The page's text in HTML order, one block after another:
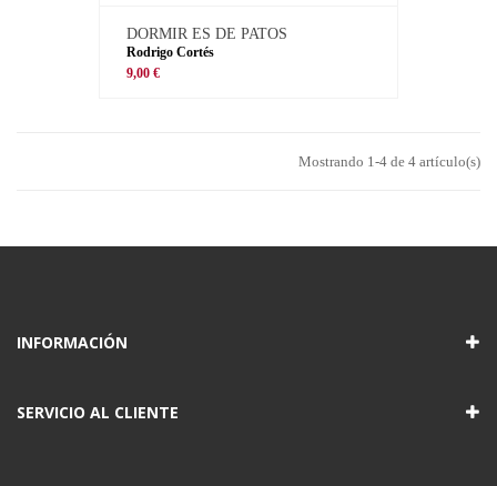
DORMIR ES DE PATOS
Rodrigo Cortés
9,00 €
Mostrando 1-4 de 4 artículo(s)
INFORMACIÓN
SERVICIO AL CLIENTE